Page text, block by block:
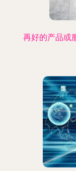
再好的产品或